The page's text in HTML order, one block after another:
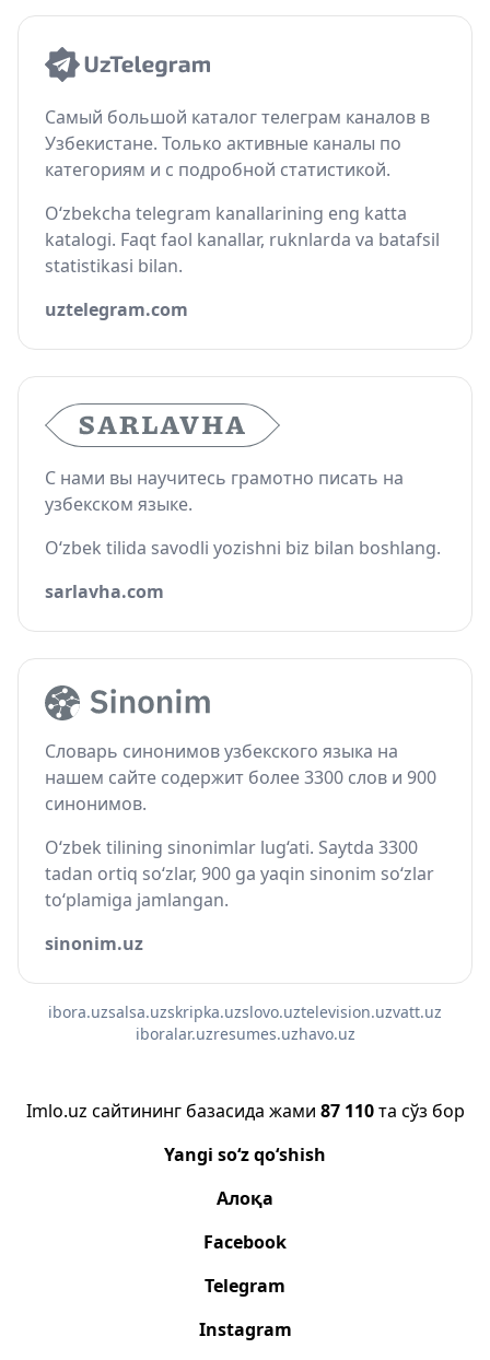
Самый большой каталог телеграм каналов в
Узбекистане. Только активные каналы по
категориям и с подробной статистикой.
O‘zbekcha telegram kanallarining eng katta
katalogi. Faqt faol kanallar, ruknlarda va batafsil
statistikasi bilan.
uztelegram.com
С нами вы научитесь грамотно писать на
узбекском языке.
O‘zbek tilida savodli yozishni biz bilan boshlang.
sarlavha.com
Словарь синонимов узбекского языка на
нашем сайте содержит более 3300 слов и 900
синонимов.
O‘zbek tilining sinonimlar lug‘ati. Saytda 3300
tadan ortiq so‘zlar, 900 ga yaqin sinonim so‘zlar
to‘plamiga jamlangan.
sinonim.uz
ibora.uzsalsa.uzskripka.uzslovo.uztelevision.uzvatt.uz
iboralar.uzresumes.uzhavo.uz
Imlo.uz сайтининг базасида жами 87 110та сўз бор
Yangi so‘z qo‘shish
Алоқа
Facebook
Telegram
Instagram